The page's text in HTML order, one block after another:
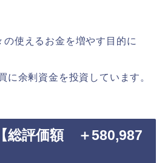
使えるお金を増やす目的に
に余剰資金を投資しています。
総評価額 ＋580,987